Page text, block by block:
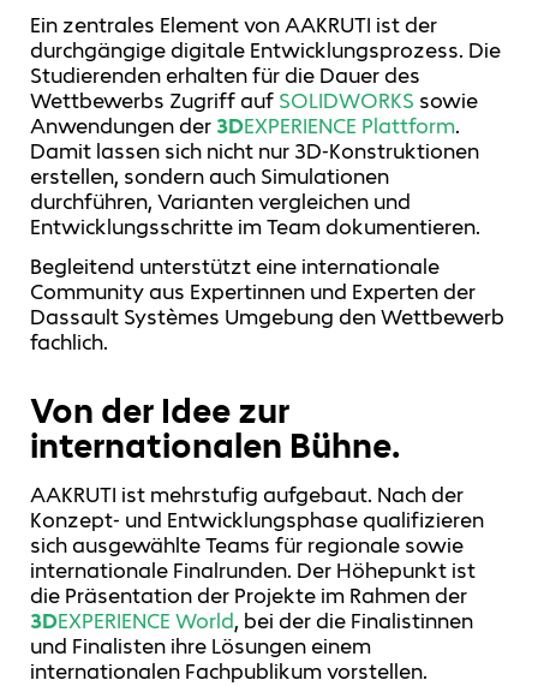
Ein zentrales Element von AAKRUTI ist der
durchgängige digitale Entwicklungsprozess. Die
Studierenden erhalten für die Dauer des
Wettbewerbs Zugriff auf SOLIDWORKS sowie
Anwendungen der 3DEXPERIENCE Plattform.
Damit lassen sich nicht nur 3D‑Konstruktionen
erstellen, sondern auch Simulationen
durchführen, Varianten vergleichen und
Entwicklungsschritte im Team dokumentieren.
Begleitend unterstützt eine internationale
Community aus Expertinnen und Experten der
Dassault Systèmes Umgebung den Wettbewerb
fachlich.
Von der Idee zur
internationalen Bühne.
AAKRUTI ist mehrstufig aufgebaut. Nach der
Konzept‑ und Entwicklungsphase qualifizieren
sich ausgewählte Teams für regionale sowie
internationale Finalrunden. Der Höhepunkt ist
die Präsentation der Projekte im Rahmen der
3DEXPERIENCE World, bei der die Finalistinnen
und Finalisten ihre Lösungen einem
internationalen Fachpublikum vorstellen.